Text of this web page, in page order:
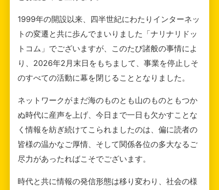
1999年の開設以来、四半世紀にわたりインターネッ
トの変遷と共に歩んでまいりました「ナリナリドッ
トコム」でございますが、このたび諸般の事情によ
り、2026年2月末日をもちまして、事業を停止しそ
のすべての活動に幕を閉じることとなりました。
ネットワークがまだ海のものとも山のものともつか
ぬ時代に産声を上げ、今日まで一日も欠かすことな
く情報を紡ぎ続けてこられましたのは、偏に読者の
皆様の温かなご厚情、そして関係各位の多大なるご
尽力があったればこそでございます。
時代と共に情報の発信形態は移り変わり、社会の様